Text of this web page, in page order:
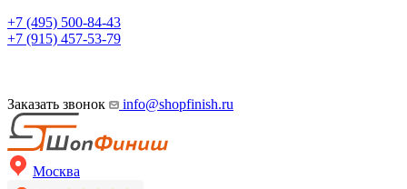
+7 (495) 500-84-43
+7 (915) 457-53-79
Заказать звонок info@shopfinish.ru
Москва